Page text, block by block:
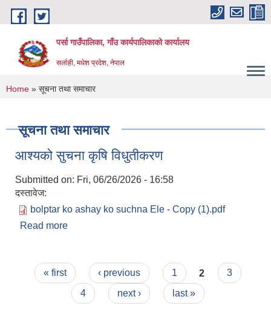
Skip to main content
पर्सा गाउँपालिका, गाँउ कार्यपालिकाको कार्यालय
सर्लाही, मधेश प्रदेश, नेपाल
You are here
Home » सूचना तथा समाचार
सूचना तथा समाचार
आश्यको सुचना कृषि विधुतीकरण
Submitted on: Fri, 06/26/2026 - 16:58
दस्तावेज:
bolptar ko ashay ko suchna Ele - Copy (1).pdf
Read more
Pages
« first ‹ previous 1 2
3
4
next › last »